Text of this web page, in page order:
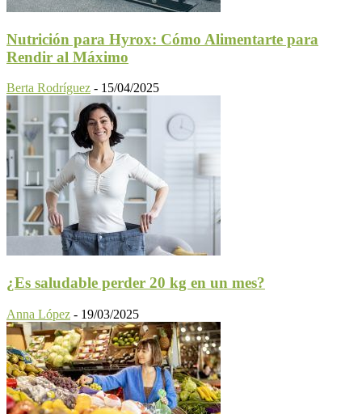
Nutrición para Hyrox: Cómo Alimentarte para
Rendir al Máximo
Berta Rodríguez - 15/04/2025
¿Es saludable perder 20 kg en un mes?
Anna López - 19/03/2025